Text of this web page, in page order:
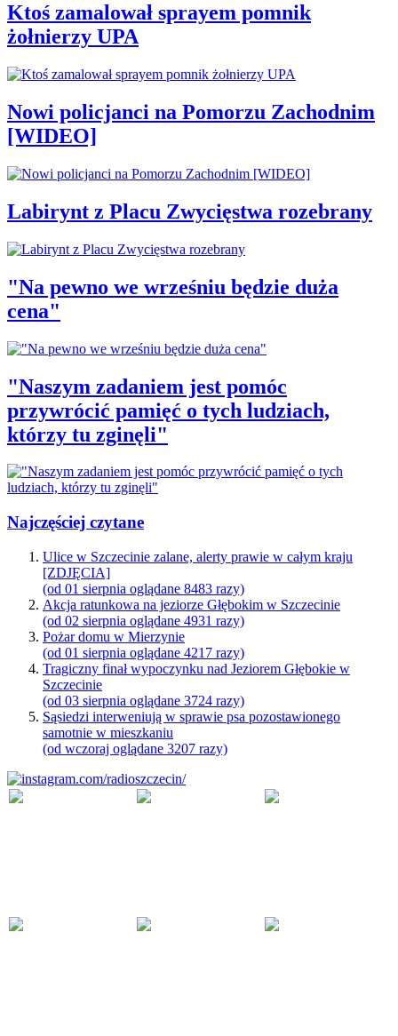
Ktoś zamalował sprayem pomnik
żołnierzy UPA
Nowi policjanci na Pomorzu Zachodnim
[WIDEO]
Labirynt z Placu Zwycięstwa rozebrany
"Na pewno we wrześniu będzie duża
cena"
"Naszym zadaniem jest pomóc
przywrócić pamięć o tych ludziach,
którzy tu zginęli"
Najczęściej czytane
Ulice w Szczecinie zalane, alerty prawie w całym kraju
[ZDJĘCIA]
(od 01 sierpnia oglądane 8483 razy)
Akcja ratunkowa na jeziorze Głębokim w Szczecinie
(od 02 sierpnia oglądane 4931 razy)
Pożar domu w Mierzynie
(od 01 sierpnia oglądane 4217 razy)
Tragiczny finał wypoczynku nad Jeziorem Głębokie w
Szczecinie
(od 03 sierpnia oglądane 3724 razy)
Sąsiedzi interweniują w sprawie psa pozostawionego
samotnie w mieszkaniu
(od wczoraj oglądane 3207 razy)